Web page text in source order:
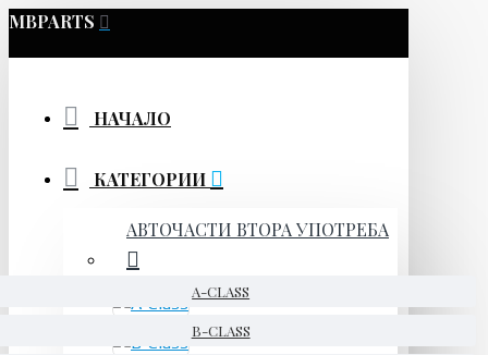
MBPARTS
НАЧАЛО
КАТЕГОРИИ
АВТОЧАСТИ ВТОРА УПОТРЕБА
A-CLASS
B-CLASS